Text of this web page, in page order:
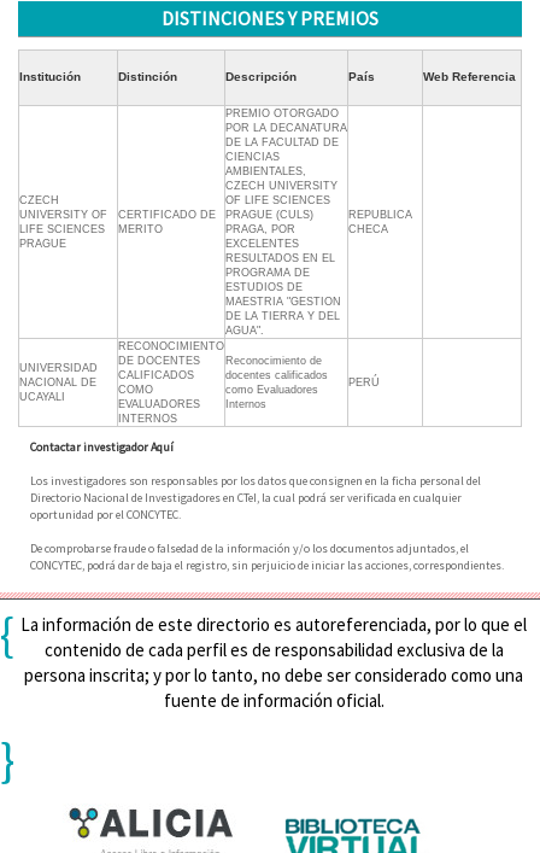
DISTINCIONES Y PREMIOS
Institución Distinción Descripción País Web Referencia
CZECH
UNIVERSITY OF
LIFE SCIENCES
PRAGUE
CERTIFICADO DE
MERITO
PREMIO OTORGADO
POR LA DECANATURA
DE LA FACULTAD DE
CIENCIAS
AMBIENTALES,
CZECH UNIVERSITY
OF LIFE SCIENCES
PRAGUE (CULS)
PRAGA, POR
EXCELENTES
RESULTADOS EN EL
PROGRAMA DE
ESTUDIOS DE
MAESTRIA "GESTION
DE LA TIERRA Y DEL
AGUA".
REPUBLICA
CHECA
UNIVERSIDAD
NACIONAL DE
UCAYALI
RECONOCIMIENTO
DE DOCENTES
CALIFICADOS
COMO
EVALUADORES
INTERNOS
Reconocimiento de
docentes calificados
como Evaluadores
Internos
PERÚ
Contactar investigador Aquí
Los investigadores son responsables por los datos que consignen en la ficha personal del
Directorio Nacional de Investigadores en CTeI, la cual podrá ser verificada en cualquier
oportunidad por el CONCYTEC.
De comprobarse fraude o falsedad de la información y/o los documentos adjuntados, el
CONCYTEC, podrá dar de baja el registro, sin perjuicio de iniciar las acciones, correspondientes.
{ La información de este directorio es autoreferenciada, por lo que el
contenido de cada perfil es de responsabilidad exclusiva de la
persona inscrita; y por lo tanto, no debe ser considerado como una
fuente de información oficial.
}